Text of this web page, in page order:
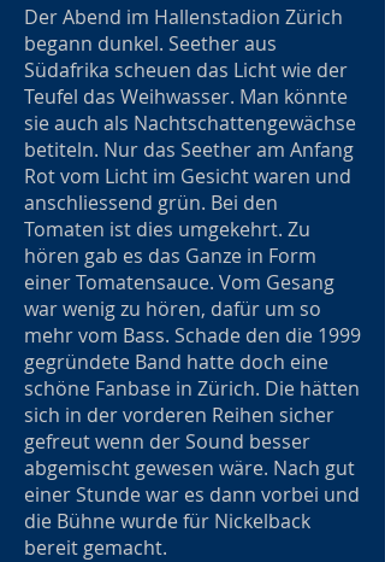
Der Abend im Hallenstadion Zürich
begann dunkel. Seether aus
Südafrika scheuen das Licht wie der
Teufel das Weihwasser. Man könnte
sie auch als Nachtschattengewächse
betiteln. Nur das Seether am Anfang
Rot vom Licht im Gesicht waren und
anschliessend grün. Bei den
Tomaten ist dies umgekehrt. Zu
hören gab es das Ganze in Form
einer Tomatensauce. Vom Gesang
war wenig zu hören, dafür um so
mehr vom Bass. Schade den die 1999
gegründete Band hatte doch eine
schöne Fanbase in Zürich. Die hätten
sich in der vorderen Reihen sicher
gefreut wenn der Sound besser
abgemischt gewesen wäre. Nach gut
einer Stunde war es dann vorbei und
die Bühne wurde für Nickelback
bereit gemacht.